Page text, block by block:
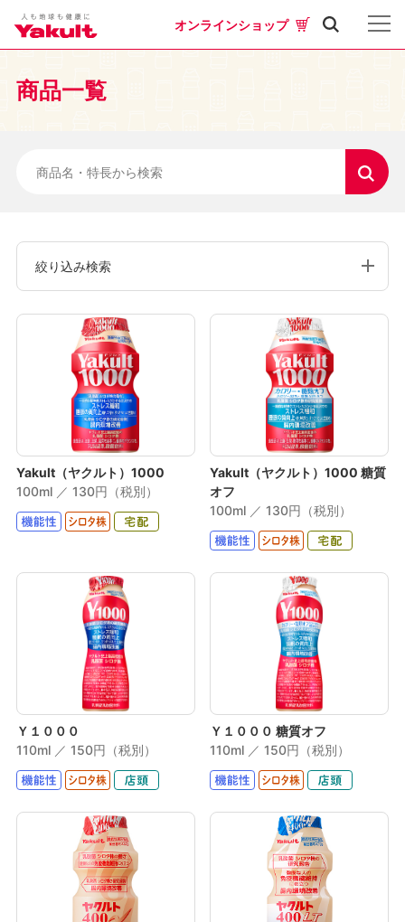
オンラインショップ
商品一覧
絞り込み検索
Yakult（ヤクルト）1000
100ml ／ 130円（税別）
Yakult（ヤクルト）1000 糖質
オフ
100ml ／ 130円（税別）
Ｙ１０００
110ml ／ 150円（税別）
Ｙ１０００ 糖質オフ
110ml ／ 150円（税別）